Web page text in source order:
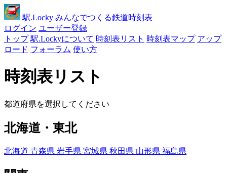
駅.Locky みんなでつくる鉄道時刻表
ログイン ユーザー登録
トップ 駅.Lockyについて 時刻表リスト 時刻表マップ アップ
ロード フォーラム 使い方
時刻表リスト
都道府県を選択してください
北海道・東北
北海道 青森県 岩手県 宮城県 秋田県 山形県 福島県